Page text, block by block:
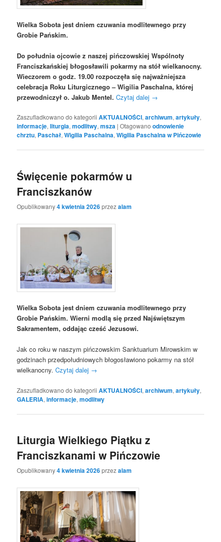
Wielka Sobota jest dniem czuwania modlitewnego przy
Grobie Pańskim.
Do południa ojcowie z naszej pińczowskiej Wspólnoty
Franciszkańskiej błogosławili pokarmy na stół wielkanocny.
Wieczorem o godz. 19.00 rozpoczęła się najważniejsza
celebracja Roku Liturgicznego – Wigilia Paschalna, której
przewodniczył o. Jakub Mentel. Czytaj dalej →
Zaszufladkowano do kategorii AKTUALNOŚCI,archiwum,artykuły,
informacje,liturgia,modlitwy,msza |Otagowano odnowienie
chrztu, Paschał,Wigilia Paschalna,Wigilia Paschalna w Pińczowie
Święcenie pokarmów u
Franciszkanów
Opublikowany4 kwietnia 2026przezalam
Wielka Sobota jest dniem czuwania modlitewnego przy
Grobie Pańskim. Wierni modlą się przed Najświętszym
Sakramentem, oddając cześć Jezusowi.
Jak co roku w naszym pińczowskim Sanktuarium Mirowskim w
godzinach przedpołudniowych błogosławiono pokarmy na stół
wielkanocny.Czytaj dalej →
Zaszufladkowano do kategorii AKTUALNOŚCI,archiwum,artykuły,
GALERIA,informacje,modlitwy
Liturgia Wielkiego Piątku z
Franciszkanami w Pińczowie
Opublikowany4 kwietnia 2026przezalam